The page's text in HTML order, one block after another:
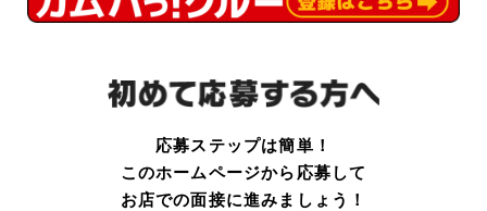
応募ステップは簡単！
このホームページから応募して
お店での面接に進みましょう！